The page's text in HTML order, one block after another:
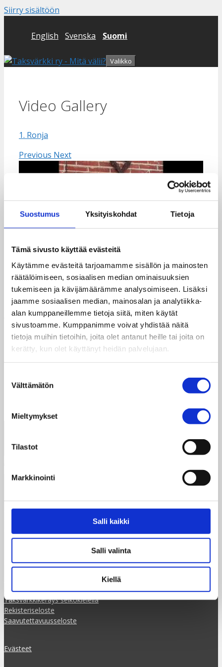
Suostumus Yksityiskohdat Tietoja
Tämä sivusto käyttää evästeitä
Käytämme evästeitä tarjoamamme sisällön ja mainosten
räätälöimiseen, sosiaalisen median ominaisuuksien
tukemiseen ja kävijämäärämme analysoimiseen. Lisäksi
jaamme sosiaalisen median, mainosalan ja analytiikka-
alan kumppaneillemme tietoja siitä, miten käytät
sivustoamme. Kumppanimme voivat yhdistää näitä
tietoja muihin tietoihin, joita olet antanut heille tai joita on
kerätty, kun olet käyttänyt heidän palvelujaan.
valinta
Välttämätön
Mieltymykset
Tilastot
Markkinointi
Salli kaikki
Salli valinta
Kiellä
Siirry sisältöön
English Svenska Suomi
Valikko
Video Gallery
1. Ronja
Previous Next
1. Ronja
Archives
toukokuu 2021
huhtikuu 2020
Dagsverke rf
Siltasaarenkatu 4, 7.krs
00530 Helsinki
ilmoittautuminen@taksvarkki.fi
Tilaa uutiskirje
Taksvärkkikeräys selkokielellä
Rekisteriseloste
Saavutettavuusseloste
Evästeet